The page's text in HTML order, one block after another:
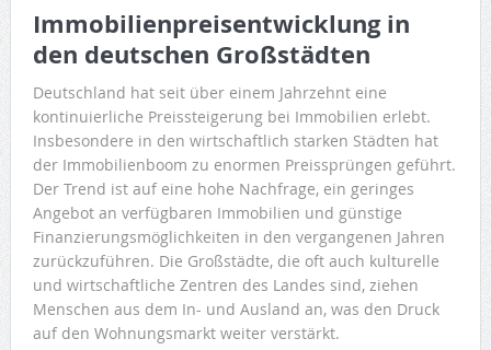
Immobilienpreisentwicklung in
den deutschen Großstädten
Deutschland hat seit über einem Jahrzehnt eine
kontinuierliche Preissteigerung bei Immobilien erlebt.
Insbesondere in den wirtschaftlich starken Städten hat
der Immobilienboom zu enormen Preissprüngen geführt.
Der Trend ist auf eine hohe Nachfrage, ein geringes
Angebot an verfügbaren Immobilien und günstige
Finanzierungsmöglichkeiten in den vergangenen Jahren
zurückzuführen. Die Großstädte, die oft auch kulturelle
und wirtschaftliche Zentren des Landes sind, ziehen
Menschen aus dem In- und Ausland an, was den Druck
auf den Wohnungsmarkt weiter verstärkt.